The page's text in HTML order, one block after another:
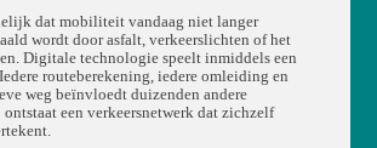
dat mobiliteit vandaag niet langer
wordt door asfalt, verkeerslichten of het
Digitale technologie speelt inmiddels een
routeberekening, iedere omleiding en
weg beïnvloedt duizenden andere
ontstaat een verkeersnetwerk dat zichzelf